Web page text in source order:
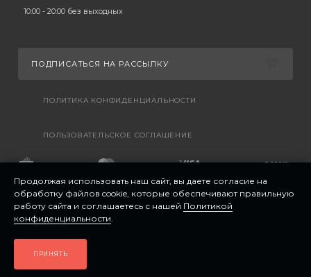
10:00 - 20:00 без выходных
ПОДПИСАТЬСЯ НА РАССЫЛКУ
ПОЛИТИКА КОНФИДЕНЦИАЛЬНОСТИ
ПОЛЬЗОВАТЕЛЬСКОЕ СОГЛАШЕНИЕ
Продолжая использовать наш сайт, вы даете согласие на
обработку файлов cookie, которые обеспечивают правильную
работу сайта и соглашаетесь с нашей Политикой
конфиденциальности.
ПРИНЯТЬ